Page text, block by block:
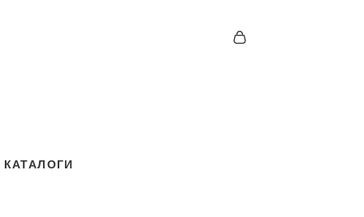
КАТАЛОГИ
КАТАЛОГИ